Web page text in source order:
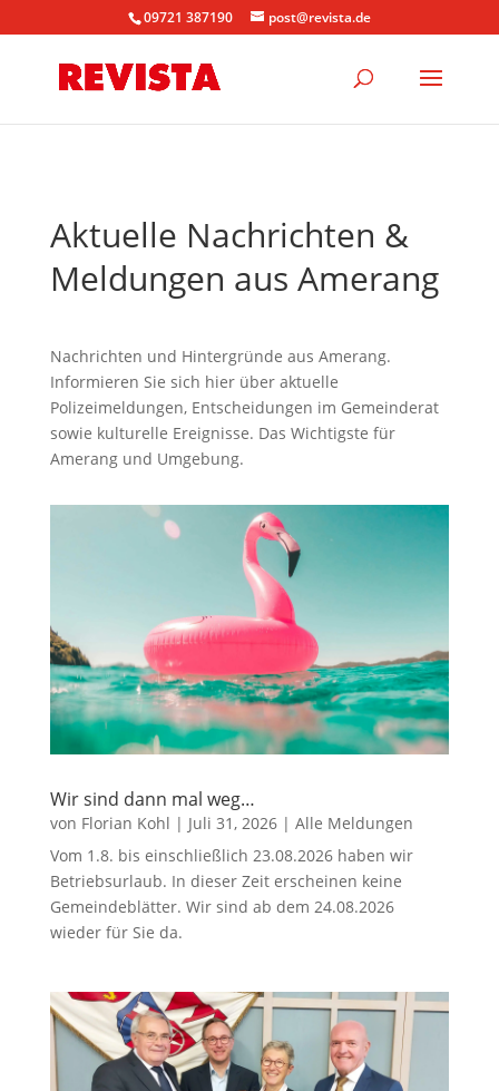
09721 387190 post@revista.de
Aktuelle Nachrichten &
Meldungen aus Amerang
Nachrichten und Hintergründe aus Amerang.
Informieren Sie sich hier über aktuelle
Polizeimeldungen, Entscheidungen im Gemeinderat
sowie kulturelle Ereignisse. Das Wichtigste für
Amerang und Umgebung.
Wir sind dann mal weg…
von Florian Kohl | Juli 31, 2026| Alle Meldungen
Vom 1.8. bis einschließlich 23.08.2026 haben wir
Betriebsurlaub. In dieser Zeit erscheinen keine
Gemeindeblätter. Wir sind ab dem 24.08.2026
wieder für Sie da.